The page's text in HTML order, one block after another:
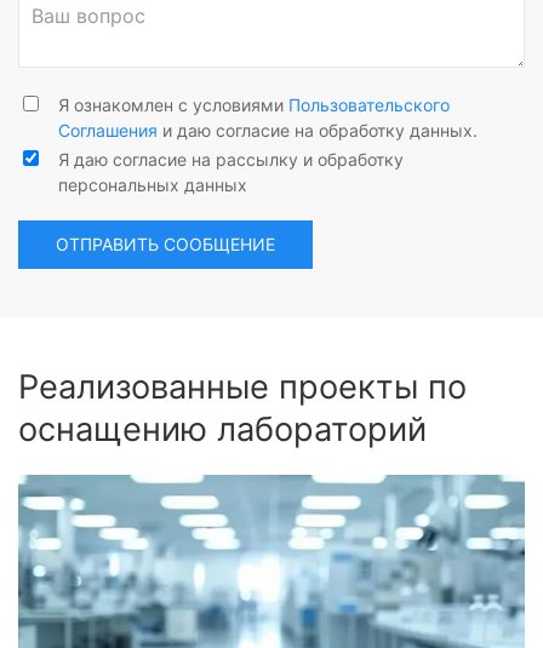
Я ознакомлен с условиями Пользовательского
Соглашения и даю согласие на обработку данных.
Я даю согласие на рассылку и обработку
персональных данных
ОТПРАВИТЬ СООБЩЕНИЕ
Реализованные проекты по
оснащению лабораторий